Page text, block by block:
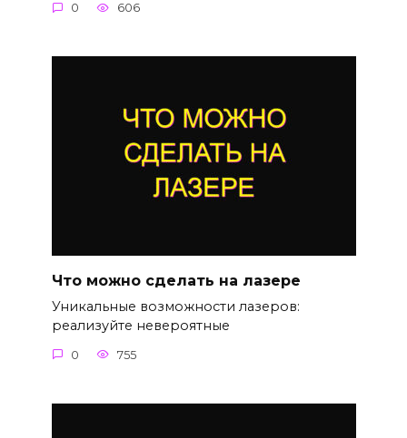
0 606
Что можно сделать на лазере
Уникальные возможности лазеров:
реализуйте невероятные
0 755